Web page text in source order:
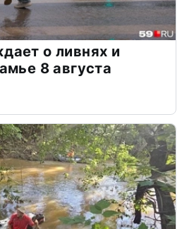
о ливнях и
8 августа